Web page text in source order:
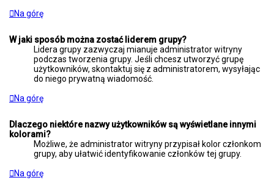
Na górę
W jaki sposób można zostać liderem grupy?
Lidera grupy zazwyczaj mianuje administrator witryny
podczas tworzenia grupy. Jeśli chcesz utworzyć grupę
użytkowników, skontaktuj się z administratorem, wysyłając
do niego prywatną wiadomość.
Na górę
Dlaczego niektóre nazwy użytkowników są wyświetlane innymi
kolorami?
Możliwe, że administrator witryny przypisał kolor członkom
grupy, aby ułatwić identyfikowanie członków tej grupy.
Na górę